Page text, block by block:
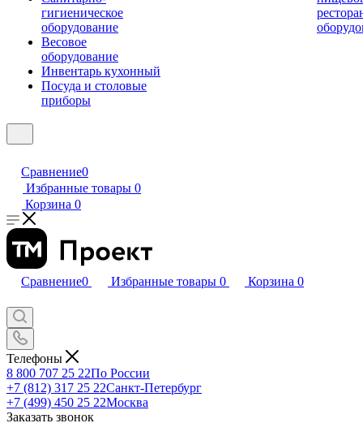
гигиеническое
оборудование
Весовое
оборудование
Инвентарь кухонный
Посуда и столовые
приборы
Сравнение0
Избранные товары 0
Корзина 0
Сравнение0 Избранные товары 0 Корзина 0
Телефоны
8 800 707 25 22По России
+7 (812) 317 25 22Санкт-Петербург
+7 (499) 450 25 22Москва
Заказать звонок